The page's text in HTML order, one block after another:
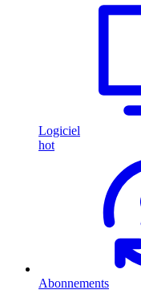
Logiciel
hot
Abonnements